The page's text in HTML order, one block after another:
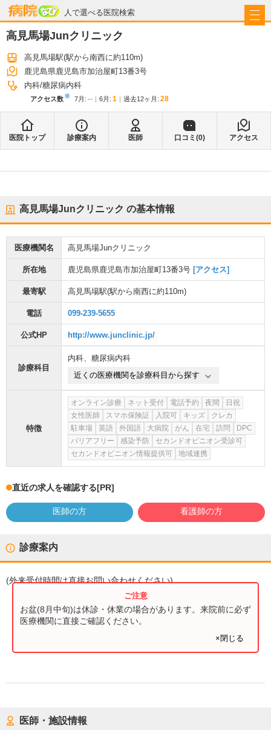
人で選べる医院検索
病院なび
高見馬場Junクリニック
高見馬場駅(駅から南西に約110m)
鹿児島県鹿児島市加治屋町13番3号
内科 糖尿病内科
アクセス数※ 7月 : -- 6月 : 1 過去12ヶ月: 28
医院トップ 診療案内 医師 口コミ(0) アクセス
高見馬場Junクリニック の基本情報
医療機関名 高見馬場Junクリニック
所在地 鹿児島県鹿児島市加治屋町13番3号 [アクセス]
最寄駅 高見馬場駅(駅から南西に約110m)
電話 099-239-5655
公式HP http://www.junclinic.jp/
診療科目
内科、 糖尿病内科
近くの医療機関を診療科目から探す
特徴
オンライン診療 ネット受付 電話予約 夜間
日祝
女性医師
スマホ保険証 入院可 キッズ
クレカ
駐車場
英語 外国語 大病院 がん 在宅 訪問
DPC
バリアフリー
感染予防
セカンドオピニオン受診可
セカンドオピニオン情報提供可
地域連携
直近の求人を確認する[PR]
医師の方 看護師の方
診療案内
(外来受付時間は直接お問い合わせください)
お盆(8月中旬)は休診・休業の場合があります。来院前に必ず
医療機関に直接ご確認ください。
×閉じる
医師・施設情報